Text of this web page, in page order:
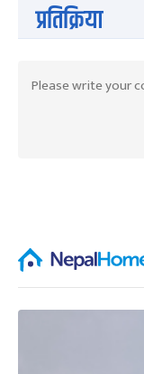
प्रतिक्रिया